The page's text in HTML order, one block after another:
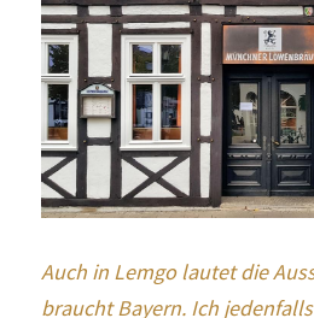
Auch in Lemgo lautet die
braucht Bayern. Ich